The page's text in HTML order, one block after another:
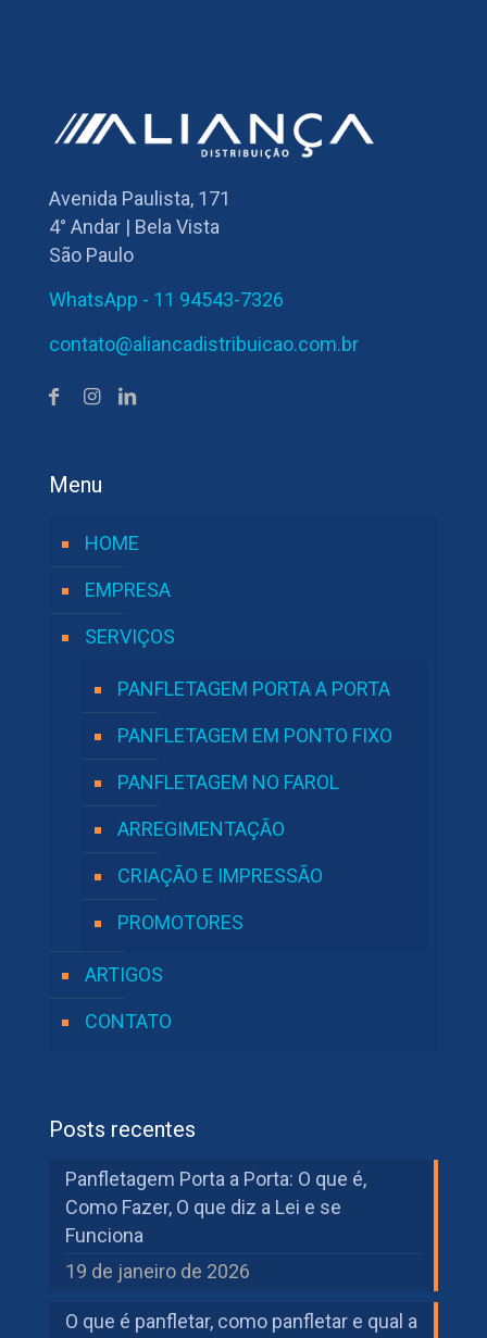
Avenida Paulista, 171
4° Andar | Bela Vista
São Paulo
WhatsApp - 11 94543-7326
contato@aliancadistribuicao.com.br
Menu
HOME
EMPRESA
SERVIÇOS
PANFLETAGEM PORTA A PORTA
PANFLETAGEM EM PONTO FIXO
PANFLETAGEM NO FAROL
ARREGIMENTAÇÃO
CRIAÇÃO E IMPRESSÃO
PROMOTORES
ARTIGOS
CONTATO
Posts recentes
Panfletagem Porta a Porta: O que é,
Como Fazer, O que diz a Lei e se
Funciona
19 de janeiro de 2026
O que é panfletar, como panfletar e qual a